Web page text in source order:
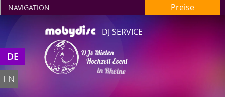
DJ SERVICE
DJs Mieten
Hochzeit Event
in Rheine
NAVIGATION Preise
DE
EN